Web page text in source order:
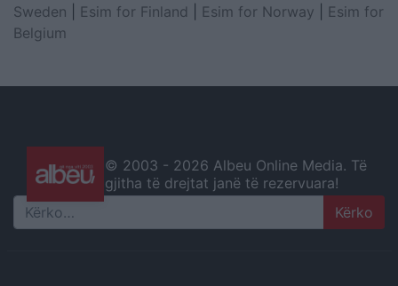
Sweden
Esim for Finland Esim for Norway
Esim for
Belgium
© 2003 - 2026 Albeu Online Media. Të
gjitha të drejtat janë të rezervuara!
Search